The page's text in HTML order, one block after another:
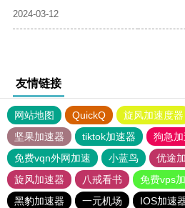
2024-03-12
友情链接
网站地图 QuickQ 旋风加速度器
坚果加速器
tiktok加速器
狗急
免费vqn外网加速
小蓝鸟 优途
旋风加速器
八戒看书
免费vps
黑豹加速器
一元机场 IOS加速